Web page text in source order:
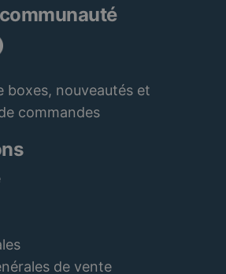
boxes, nouveautés et
commandes
de vente